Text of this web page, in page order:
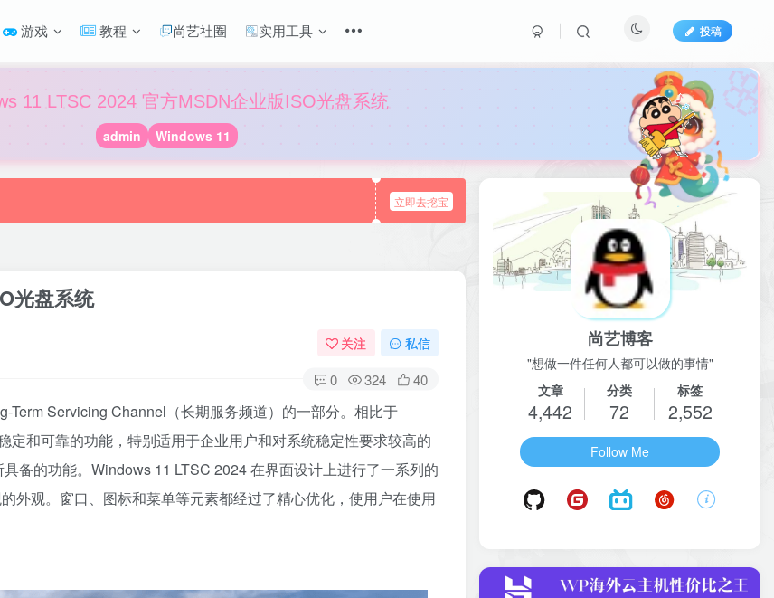
游戏 教程 尚艺社圈 实用工具 投稿
11 LTSC 2024 官方MSDN企业版ISO光盘系统
admin Windows 11
立即去挖宝
光盘系统
关注 私信
0 324 40
Servicing Channel（长期服务频道）的一部分。相比于
和可靠的功能，特别适用于企业用户和对系统稳定性要求较高的
备的功能。Windows 11 LTSC 2024 在界面设计上进行了一系列的
外观。窗口、图标和菜单等元素都经过了精心优化，使用户在使用
尚艺博客
"想做一件任何人都可以做的事情"
文章
4,442
分类
72
标签
2,552
Follow Me